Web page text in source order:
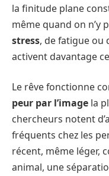
la finitude plane
même quand on n’y
stress, de fatigue ou
activent davantage
Le rêve fonctionne
peur par l’image la
chercheurs notent
fréquents chez les
récent, même léger,
animal, une